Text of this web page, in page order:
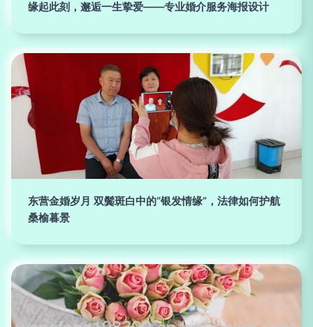
缘起此刻，邂逅一生挚爱——专业婚介服务海报设计
东营金婚岁月 双鬓斑白中的“银发情缘”，法律如何护航
桑榆暮景